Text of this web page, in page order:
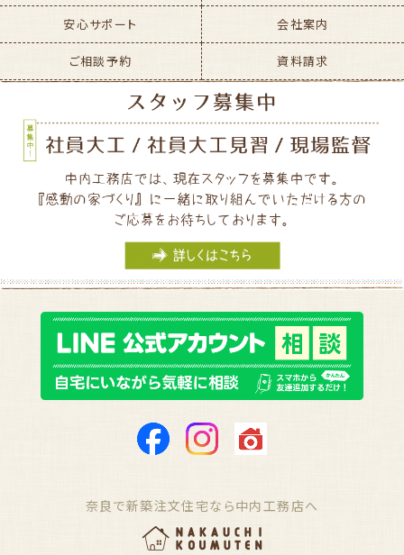
安心サポート 会社案内
ご相談予約 資料請求
奈良で新築注文住宅なら中内工務店へ